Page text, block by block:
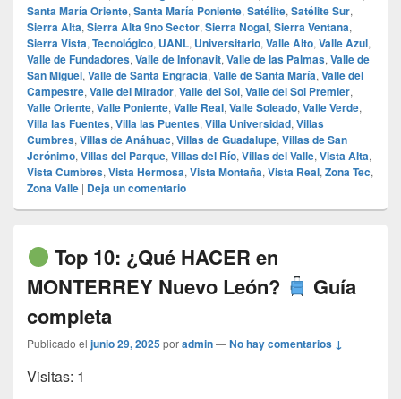
Santa María Oriente, Santa María Poniente, Satélite, Satélite Sur,
Sierra Alta, Sierra Alta 9no Sector, Sierra Nogal, Sierra Ventana,
Sierra Vista, Tecnológico, UANL, Universitario, Valle Alto, Valle Azul,
Valle de Fundadores, Valle de Infonavit, Valle de las Palmas, Valle de
San Miguel, Valle de Santa Engracia, Valle de Santa María, Valle del
Campestre, Valle del Mirador, Valle del Sol, Valle del Sol Premier,
Valle Oriente, Valle Poniente, Valle Real, Valle Soleado, Valle Verde,
Villa las Fuentes, Villa las Puentes, Villa Universidad, Villas
Cumbres, Villas de Anáhuac, Villas de Guadalupe, Villas de San
Jerónimo, Villas del Parque, Villas del Río, Villas del Valle, Vista Alta,
Vista Cumbres, Vista Hermosa, Vista Montaña, Vista Real, Zona Tec,
Zona Valle | Deja un comentario
Top 10: ¿Qué HACER en
MONTERREY Nuevo León?
Guía
completa
Publicado el junio 29, 2025poradmin—No hay comentarios ↓
Visitas: 1